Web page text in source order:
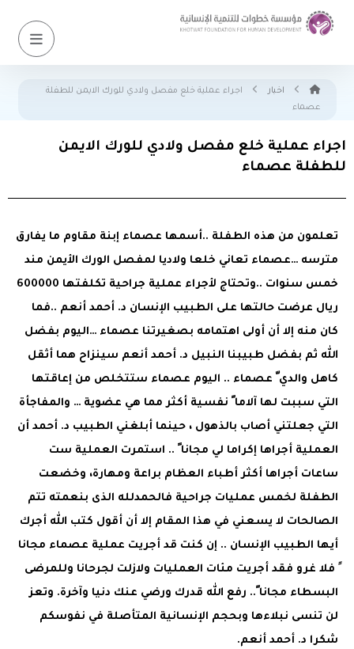
اخبار
اجراء عملية خلع مفصل ولادي للورك الايمن للطفلة
عصماء
اجراء عملية خلع مفصل ولادي للورك الايمن
للطفلة عصماء
تعلمون من هذه الطفلة ..أسمها عصماء إبنة مقاوم ما يفارق
مترسه …عصماء تعاني خلعا ولاديا لمفصل الورك الأيمن مند
خمس سنوات ..وتحتاج لأجراء عملية جراحية تكلفتها 600000
ريال عرضت حالتها على الطبيب الإنسان د. أحمد أنعم ..فما
كان منه إلا أن أولى اهتمامه بصغيرتنا عصماء …اليوم بفضل
الله ثم بفضل طبيبنا النبيل د. أحمد أنعم سينزاح هما أثقل
كاهل والدي ّ عصماء .. اليوم عصماء ستتخلص من إعاقتها
التي سببت لها آلاما ً نفسية أكثر مما هي عضوية … والمفاجأة
التي جعلتني أصاب بالذهول ، حينما أبلغني الطبيب د. أحمد أن
العملية أجراها إكراما لي مجانا ً .. استمرت العملية ست
ساعات أجراها أكثر أطباء العظام براعة ومهارة، وخضعت
الطفلة لخمس عمليات جراحية فالحمدلله الذى بنعمته تتم
الصالحات لا يسعني في هذا المقام إلا أن أقول كتب الله أجرك
أيها الطبيب الإنسان .. إن كنت قد أجريت عملية عصماء مجانا
ً فلا غرو فقد أجريت مئات العمليات ولازلت لجرحانا وللمرضى
البسطاء مجانا ً.. رفع الله قدرك ورضي عنك دنيا وآخرة. وتعز
لن تنسى نبلاءها وبحجم الإنسانية المتأصلة في نفوسكم
شكرا د. أحمد أنعم.